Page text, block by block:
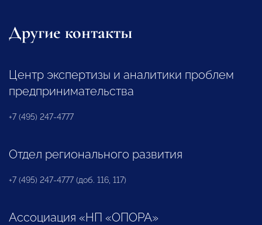
Другие контакты
Центр экспертизы и аналитики проблем
предпринимательства
+7 (495) 247-4777
Отдел регионального развития
+7 (495) 247-4777 (доб. 116, 117)
Ассоциация «НП «ОПОРА»